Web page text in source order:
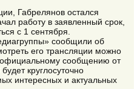
Габрелянов остался
работу в заявленный срок,
с 1 сентября.
сообщили об
его трансляции можно
официальному сообщению от
круглосуточно
интересных и актуальных